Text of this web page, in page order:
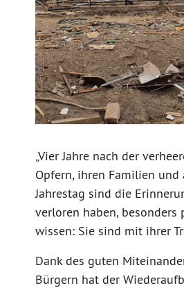
„Vier Jahre nach der
Opfern, ihren Familien
Jahrestag sind die
verloren haben,
wissen: Sie sind mit ihrer
Dank des guten
Bürgern hat der